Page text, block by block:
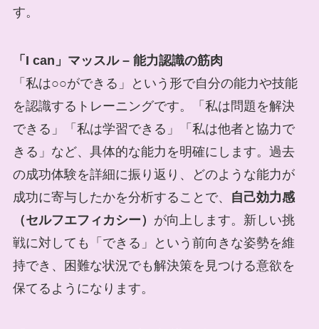
す。
「I can」マッスル – 能力認識の筋肉
「私は○○ができる」という形で自分の能力や技能
を認識するトレーニングです。「私は問題を解決
できる」「私は学習できる」「私は他者と協力で
きる」など、具体的な能力を明確にします。過去
の成功体験を詳細に振り返り、どのような能力が
成功に寄与したかを分析することで、
自己効力感
（セルフエフィカシー） が向上します。新しい挑
戦に対しても「できる」という前向きな姿勢を維
持でき、困難な状況でも解決策を見つける意欲を
保てるようになります。